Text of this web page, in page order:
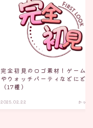
完全初見のロゴ素材！ゲーム
やウォッチパーティなどにど
（17種）
2025.02.22 かっこ